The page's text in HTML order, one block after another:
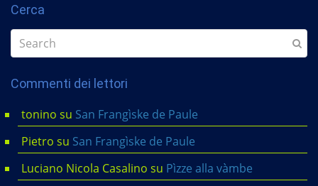
Cerca
Commenti dei lettori
tonino su San Frangìske de Paule
Pietro su San Frangìske de Paule
Luciano Nicola Casalino su Pìzze alla vàmbe